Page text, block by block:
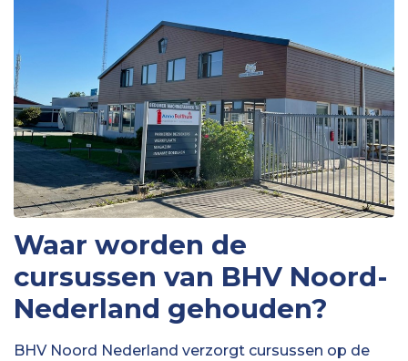
Waar worden de
cursussen van BHV Noord-
Nederland gehouden?
BHV Noord Nederland verzorgt cursussen op de